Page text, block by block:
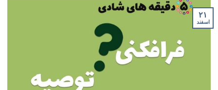
۲۱
اسفند